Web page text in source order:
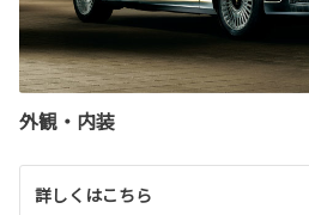
外観・内装
詳しくはこちら